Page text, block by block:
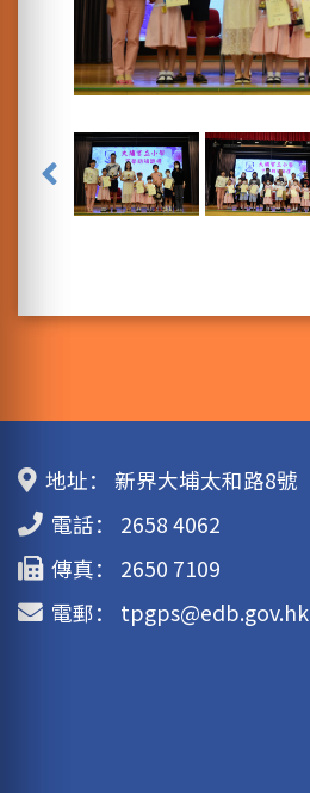
地址：
新界大埔太和路8號
電話：
2658 4062
傳真：
2650 7109
電郵：
tpgps@edb.gov.hk